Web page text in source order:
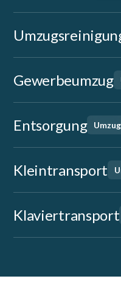
Gewerbeumzug
Entsorgung Umzug
Kleintransport
Klaviertransport